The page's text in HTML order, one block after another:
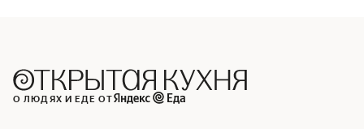
О ЛЮДЯХ И ЕДЕ ОТ